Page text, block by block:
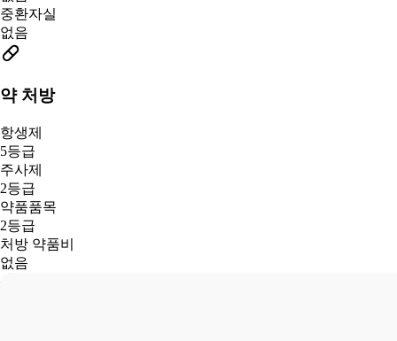
중환자실
없음
약 처방
항생제
5등급
주사제
2등급
약품품목
2등급
처방 약품비
없음